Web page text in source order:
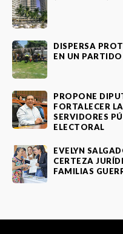
DISPERSA
EN UN
PROPONE
FORTALECER
SERVIDORES
ELECTORAL
EVELYN
CERTEZA
FAMILIAS